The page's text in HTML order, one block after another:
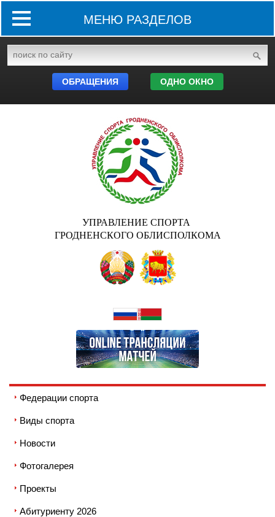
МЕНЮ РАЗДЕЛОВ
ОБРАЩЕНИЯ ОДНО ОКНО
УПРАВЛЕНИЕ СПОРТА
ГРОДНЕНСКОГО ОБЛИСПОЛКОМА
Федерации спорта
Виды спорта
Новости
Фотогалерея
Проекты
Абитуриенту 2026